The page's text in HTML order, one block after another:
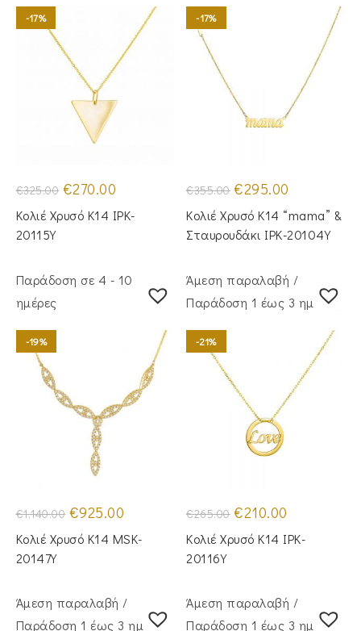
-17%
€325.00 Original
price
was:
€325.00.
€270.00
τιμή
είναι:
Κολιέ Χρυσό Κ14 IPK-
20115Y
-17%
€355.00 Original
price
was:
€355.00.
€295.00
είναι:
€295.00.
Κολιέ Χρυσό Κ14 “mama” &
Σταυρουδάκι IPK-20104Y
Παράδοση σε 4 - 10
ημέρες
-19%
€1,140.00 Original
price
was:
€1,140.00.
€925.00
τιμή
είναι:
Κολιέ Χρυσό Κ14 MSK-
20147Y
Άμεση παραλαβή /
Παράδoση 1 έως 3 ημέρες
-21%
€265.00 Original
price
was:
€265.00.
€210.00
τιμή
είναι:
Κολιέ Χρυσό Κ14 IPK-
20116Y
Άμεση παραλαβή /
Παράδoση 1 έως 3 ημέρες
Άμεση παραλαβή /
Παράδoση 1 έως 3 ημέρες